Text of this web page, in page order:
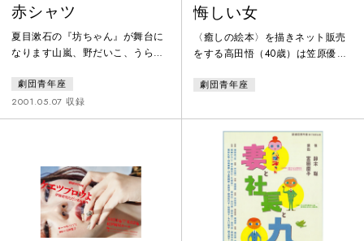
赤シャツ
夏目漱石の『坊ちゃん』が舞台に
なります山嵐、野だいこ、うらな
染みの登場人物が活躍する青春活
劇しかし、『赤シャツ』には肝心
の坊ちゃんは出てきません主人公
百年前日本海海戦で日本がロシア
バルチック艦隊を撃滅した明治三
十八年所は四国辺のとある城下町
坊ちゃんにかわって主役の座につ
いた赤シャツその登場の秘密と
劇団青年座
2001.05.07 収録
悔しい女
〈癒しの絵本〉を描きネット販売
をする高田悟（40歳）は笠原優子
明るい優子は人も羨む素敵な女性
でに三度結婚に失敗しているこ
と。「こんどこそ シアワセに な
れる⁉」と、優子の四度目の結婚生
活は始まった。しかし、「今日は
何があったの、誰と喋ったの、そ
れはどんな人なの、何を話した
の？」、優子が懸命に生きようと
すればするほど周りの人達には煩
劇団青年座